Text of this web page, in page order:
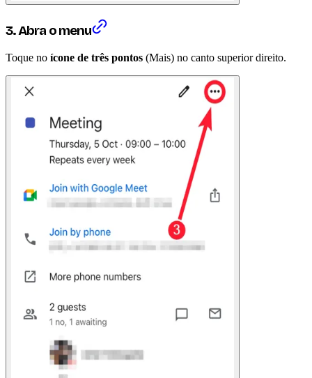
3. Abra o menu
Toque no ícone de três pontos (Mais) no canto superior direito.